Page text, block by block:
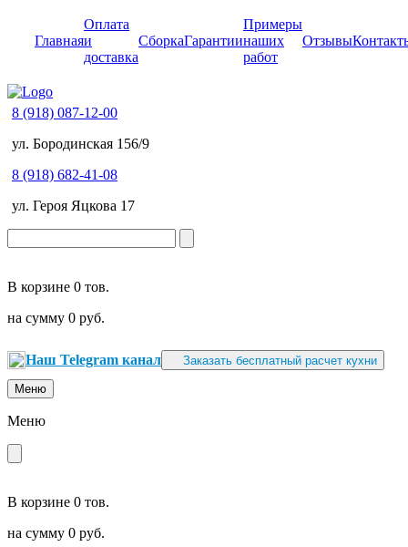
Главная
Оплата
и
доставка
СборкаГарантии
Примеры
наших
работ
Отзывы
8 (918) 087-12-00
ул. Бородинская 156/9
8 (918) 682-41-08
ул. Героя Яцкова 17
В корзине 0 тов.
на сумму 0 руб.
Наш Telegram канал Заказать бесплатный расчет кухни
Меню
Меню
В корзине 0 тов.
на сумму 0 руб.